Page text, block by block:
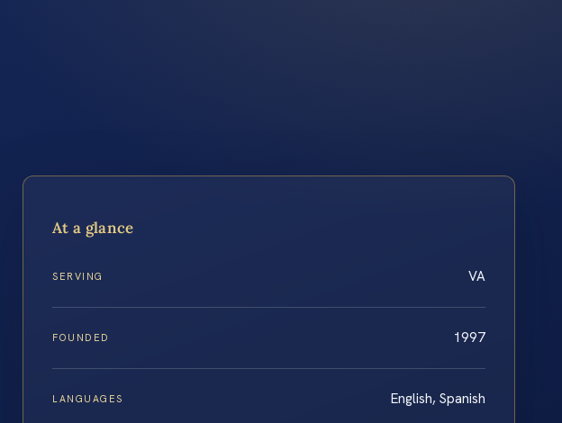
At a glance
SERVING VA
FOUNDED 1997
LANGUAGES English, Spanish